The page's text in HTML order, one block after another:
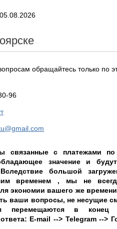
обращайтесь только по
96
связанные с платежами по
значение и
большой
временем , мы не
экономии вашего же
ваши вопросы, не несущие
перемещаются в конец
E-mail --> Telegram -->